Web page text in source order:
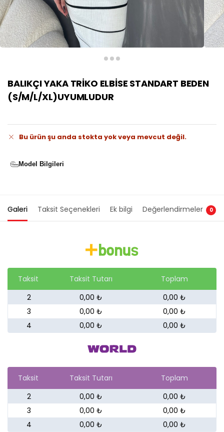
BALIKÇI YAKA TRİKO ELBİSE STANDART BEDEN
(S/M/L/XL)UYUMLUDUR
Bu ürün şu anda stokta yok veya mevcut değil.
Model Bilgileri
Galeri Taksit Seçenekleri Ek bilgi Değerlendirmeler 0
Taksit Taksit Tutarı
Toplam
2
0,00 ₺
0,00 ₺
3
0,00 ₺
0,00 ₺
4
0,00 ₺ 0,00 ₺
Taksit Taksit Tutarı
Toplam
2
0,00 ₺
0,00 ₺
3
0,00 ₺
0,00 ₺
4
0,00 ₺ 0,00 ₺